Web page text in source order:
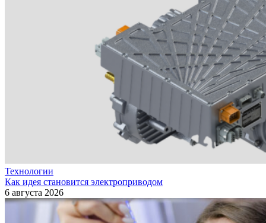
Технологии
Как идея становится электроприводом
6 августа 2026